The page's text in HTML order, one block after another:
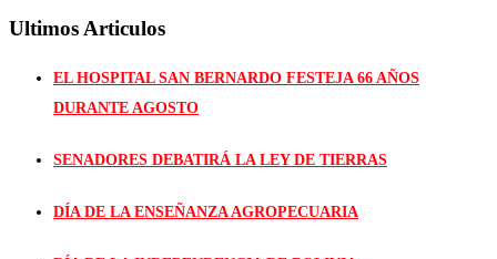
Ultimos Articulos
EL HOSPITAL SAN BERNARDO FESTEJA 66 AÑOS
DURANTE AGOSTO
SENADORES DEBATIRÁ LA LEY DE TIERRAS
DÍA DE LA ENSEÑANZA AGROPECUARIA